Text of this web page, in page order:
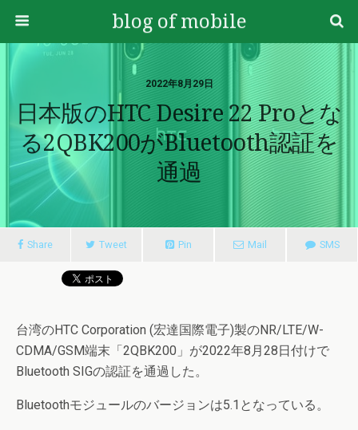
blog of mobile
2022年8月29日
日本版のHTC Desire 22 Proとな
る2QBK200がBluetooth認証を
通過
Share Tweet Pin Mail SMS
台湾のHTC Corporation (宏達国際電子)製のNR/LTE/W-
CDMA/GSM端末「2QBK200」が2022年8月28日付けで
Bluetooth SIGの認証を通過した。
Bluetoothモジュールのバージョンは5.1となっている。